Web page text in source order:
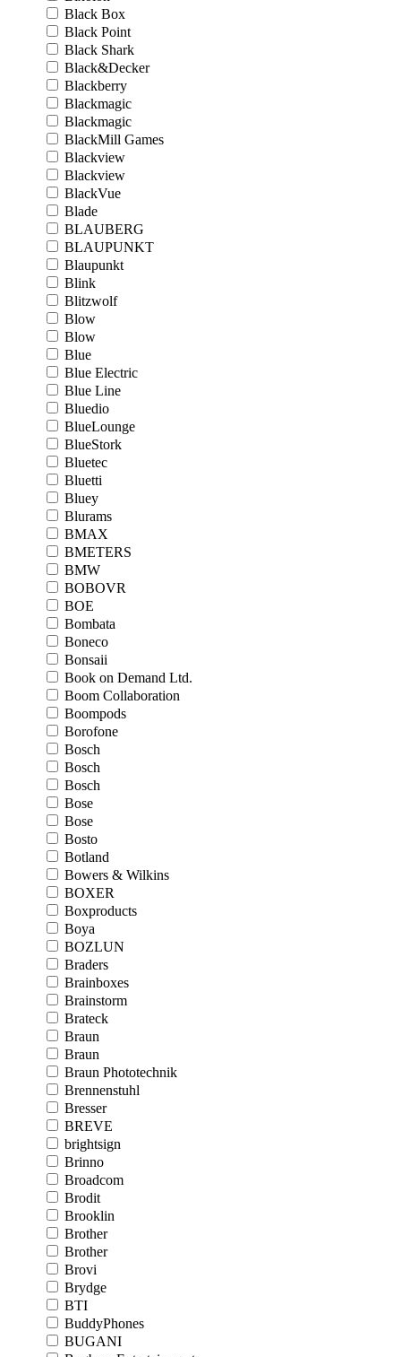
Black Box
Black Point
Black Shark
Black&Decker
Blackberry
Blackmagic
Blackmagic
BlackMill Games
Blackview
Blackview
BlackVue
Blade
BLAUBERG
BLAUPUNKT
Blaupunkt
Blink
Blitzwolf
Blow
Blow
Blue
Blue Electric
Blue Line
Bluedio
BlueLounge
BlueStork
Bluetec
Bluetti
Bluey
Blurams
BMAX
BMETERS
BMW
BOBOVR
BOE
Bombata
Boneco
Bonsaii
Book on Demand Ltd.
Boom Collaboration
Boompods
Borofone
Bosch
Bosch
Bosch
Bose
Bose
Bosto
Botland
Bowers & Wilkins
BOXER
Boxproducts
Boya
BOZLUN
Braders
Brainboxes
Brainstorm
Brateck
Braun
Braun
Braun Phototechnik
Brennenstuhl
Bresser
BREVE
brightsign
Brinno
Broadcom
Brodit
Brooklin
Brother
Brother
Brovi
Brydge
BTI
BuddyPhones
BUGANI